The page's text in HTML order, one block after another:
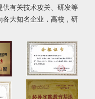
有关技术攻关、研发等
大知名企业，高校，研